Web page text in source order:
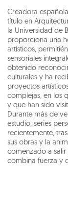
Creadora
título en
la Universidad de
proporciona una
artísticos,
sensoriales
obtenido
culturales y ha
proyectos
complejas, en los
y que han sido
Durante más de
estudio, series
recientemente,
sus obras y la
comenzado a
combina fuerza y